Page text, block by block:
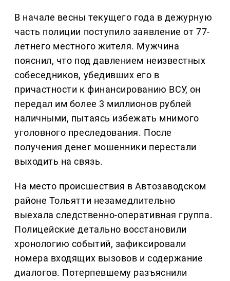
В начале весны текущего года в дежурную
часть полиции поступило заявление от 77-
летнего местного жителя. Мужчина
пояснил, что под давлением неизвестных
собеседников, убедивших его в
причастности к финансированию ВСУ, он
передал им более 3 миллионов рублей
наличными, пытаясь избежать мнимого
уголовного преследования. После
получения денег мошенники перестали
выходить на связь.
На место происшествия в Автозаводском
районе Тольятти незамедлительно
выехала следственно-оперативная группа.
Полицейские детально восстановили
хронологию событий, зафиксировали
номера входящих вызовов и содержание
диалогов. Потерпевшему разъяснили